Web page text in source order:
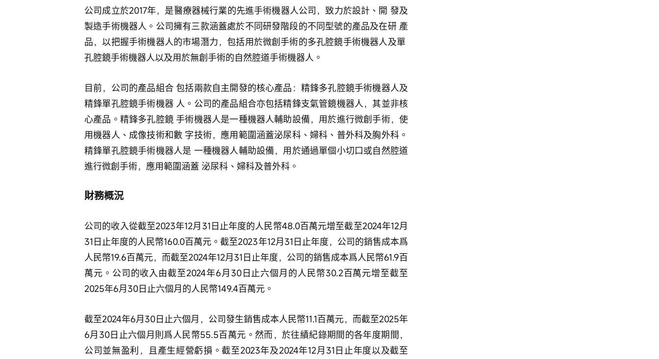
公司成立於2017年，是醫療器械行業的先進手術機器人公司，致力於設計、開 發及
製造手術機器人。公司擁有三款涵蓋處於不同研發階段的不同型號的產品及在研 產
品，以把握手術機器人的市場潛力，包括用於微創手術的多孔腔鏡手術機器人及單
孔腔鏡手術機器人以及用於無創手術的自然腔道手術機器人。
目前，公司的產品組合 包括兩款自主開發的核心產品：精鋒多孔腔鏡手術機器人及
精鋒單孔腔鏡手術機器 人。公司的產品組合亦包括精鋒支氣管鏡機器人，其並非核
心產品。精鋒多孔腔鏡 手術機器人是一種機器人輔助設備，用於進行微創手術，使
用機器人、成像技術和數 字技術，應用範圍涵蓋泌尿科、婦科、普外科及胸外科。
精鋒單孔腔鏡手術機器人是 一種機器人輔助設備，用於通過單個小切口或自然腔道
進行微創手術，應用範圍涵蓋 泌尿科、婦科及普外科。
財務概況
公司的收入從截至2023年12月31日止年度的人民幣48.0百萬元增至截至2024年12月
31日止年度的人民幣160.0百萬元。截至2023年12月31日止年度，公司的銷售成本爲
人民幣19.6百萬元，而截至2024年12月31日止年度，公司的銷售成本爲人民幣61.9百
萬元。公司的收入由截至2024年6月30日止六個月的人民幣30.2百萬元增至截至
2025年6月30日止六個月的人民幣149.4百萬元。
截至2024年6月30日止六個月，公司發生銷售成本人民幣11.1百萬元，而截至2025年
6月30日止六個月則爲人民幣55.5百萬元。然而，於往績紀錄期間的各年度期間，
公司並無盈利，且產生經營虧損。截至2023年及2024年12月31日止年度以及截至